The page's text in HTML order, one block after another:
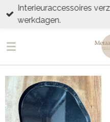
Ga
direct
de
Interieuraccessoires
werkdagen.